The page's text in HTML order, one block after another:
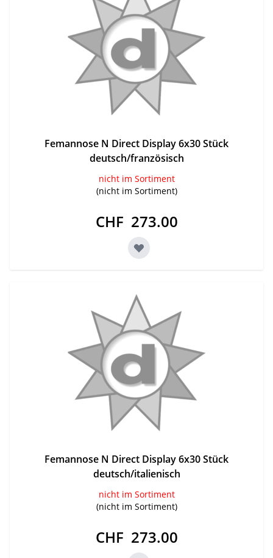
Femannose N Direct Display 6x30 Stück
deutsch/französisch
nicht im Sortiment
(nicht im Sortiment)
CHF 273.00
Femannose N Direct Display 6x30 Stück
deutsch/italienisch
nicht im Sortiment
(nicht im Sortiment)
CHF 273.00